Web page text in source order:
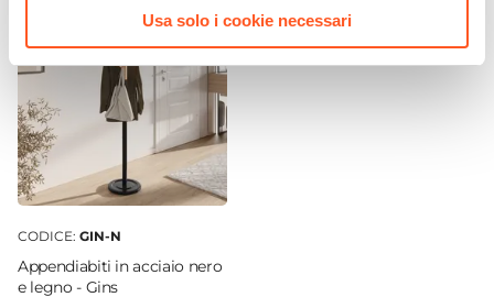
Usa solo i cookie necessari
83,6 cm
Profondità
40 cm
Altezza Vano
34,3 cm
|35,9 cm|
Colore Piedi
Legno
CODICE: GIN-N
Appendiabiti in acciaio nero
e legno - Gins